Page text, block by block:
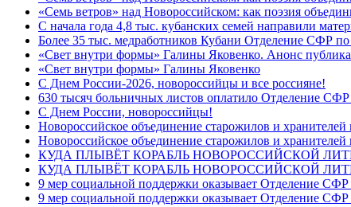
«Семь ветров» над Новороссийском: как поэзия
С начала года 4,8 тыс. кубанских семей направили
Более 35 тыс. медработников Кубани Отделение СФР
«Свет внутри формы» Галины Яковенко. Анонс
«Свет внутри формы» Галины Яковенко
C Днем России-2026, новороссийцы и все россияне!
630 тысяч больничных листов оплатило Отделение СФР
C Днем России, новороссийцы!
Новороссийское объединение старожилов и
Новороссийское объединение старожилов и
КУДА ПЛЫВЁТ КОРАБЛЬ НОВОРОССИЙСКОЙ
КУДА ПЛЫВЁТ КОРАБЛЬ НОВОРОССИЙСКОЙ
9 мер социальной поддержки оказывает Отделение
9 мер социальной поддержки оказывает Отделение